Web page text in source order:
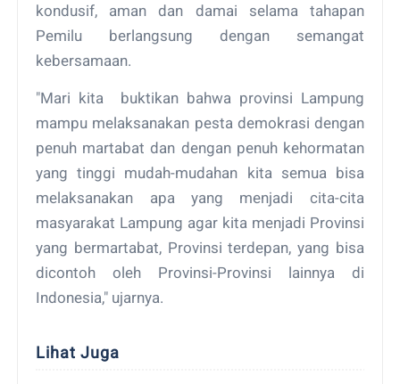
kondusif, aman dan damai selama tahapan
Pemilu berlangsung dengan semangat
kebersamaan.
"Mari kita buktikan bahwa provinsi Lampung
mampu melaksanakan pesta demokrasi dengan
penuh martabat dan dengan penuh kehormatan
yang tinggi mudah-mudahan kita semua bisa
melaksanakan apa yang menjadi cita-cita
masyarakat Lampung agar kita menjadi Provinsi
yang bermartabat, Provinsi terdepan, yang bisa
dicontoh oleh Provinsi-Provinsi lainnya di
Indonesia," ujarnya.
Lihat Juga